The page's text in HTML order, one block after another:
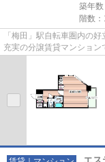
築年数
階数
「梅田」駅自転車圏内の
充実の分譲賃貸マンション